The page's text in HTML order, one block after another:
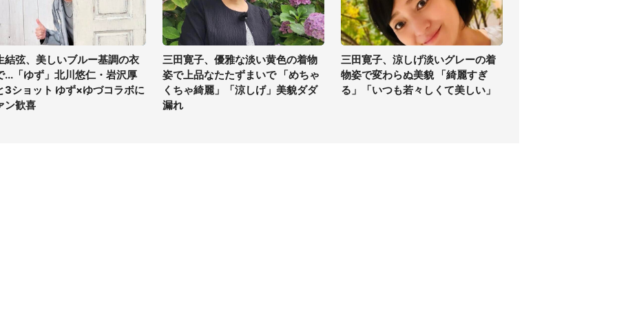
結弦、美しいブルー基調の衣
...「ゆず」北川悠仁・岩沢厚
3ショット ゆず×ゆづコラボに
ン歓喜
三田寛子、優雅な淡い黄色の着物
姿で上品なたたずまいで 「めちゃ
くちゃ綺麗」「涼しげ」美貌ダダ
漏れ
三田寛子、涼しげ淡いグレーの着
物姿で変わらぬ美貌 「綺麗すぎ
る」「いつも若々しくて美しい」